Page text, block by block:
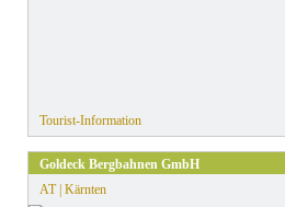
Tourist-Information
Goldeck Bergbahnen GmbH
AT | Kärnten